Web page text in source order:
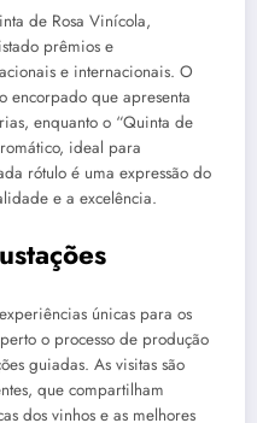
de Rosa Vinícola,
prêmios e
e internacionais. O
encorpado que apresenta
enquanto o “Quinta de
ideal para
rótulo é uma expressão do
e a excelência.
únicas para os
o processo de produção
guiadas. As visitas são
que compartilham
dos vinhos e as melhores